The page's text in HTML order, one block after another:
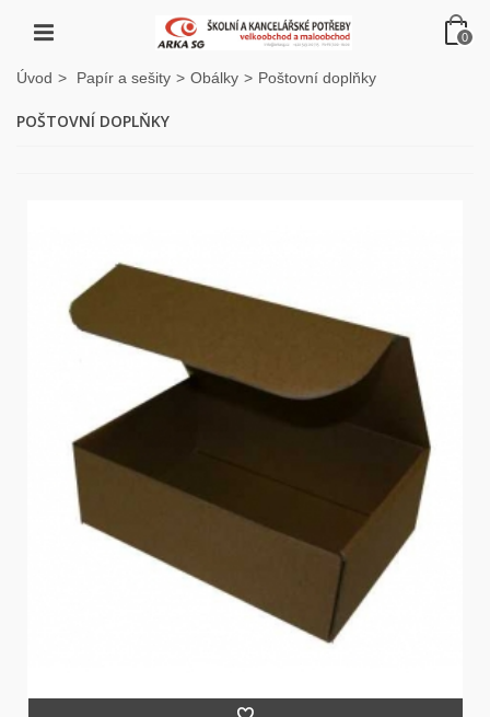
0
Úvod > Papír a sešity > Obálky > Poštovní doplňky
POŠTOVNÍ DOPLŇKY